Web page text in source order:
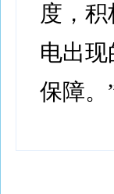
度，
电出
保障。